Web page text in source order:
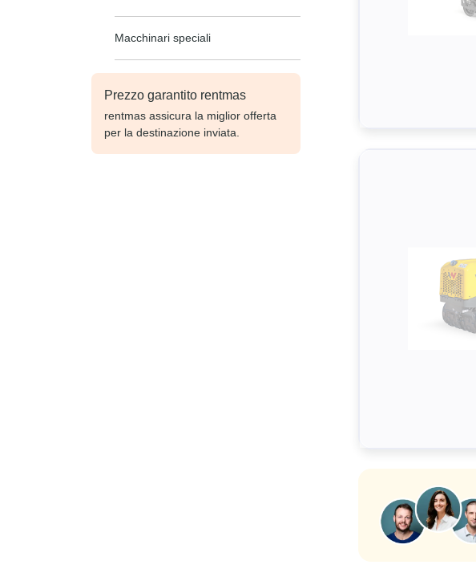
Macchinari speciali
Prezzo garantito rentmas
rentmas assicura la miglior offerta
per la destinazione inviata.